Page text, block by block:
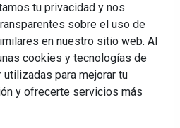
tu privacidad y nos
sobre el uso de
en nuestro sitio web. Al
cookies y tecnologías de
para mejorar tu
y ofrecerte servicios más